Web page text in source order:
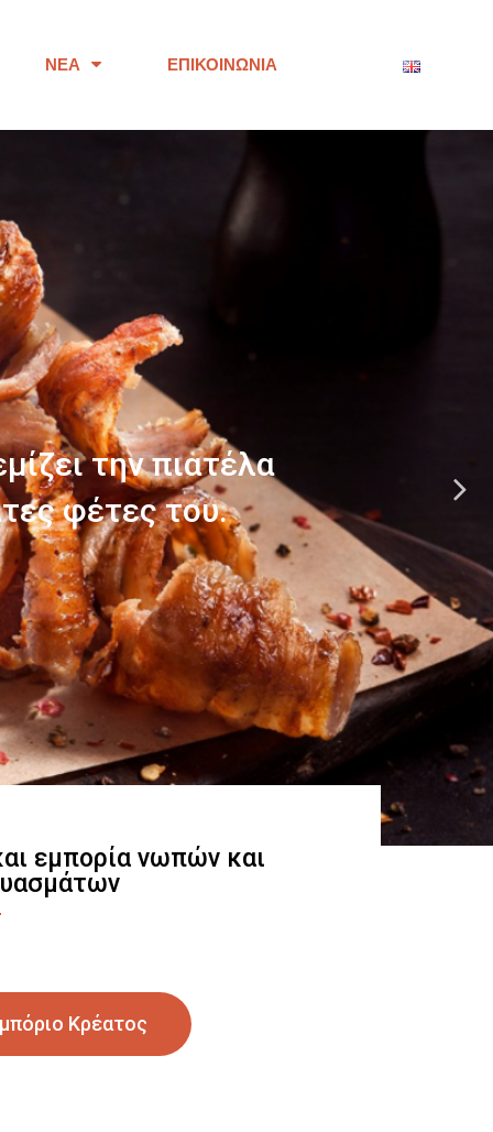
ΝΈΑ ΕΠΙΚΟΙΝΩΝΊΑ
εμπορία νωπών και
Κρέατος